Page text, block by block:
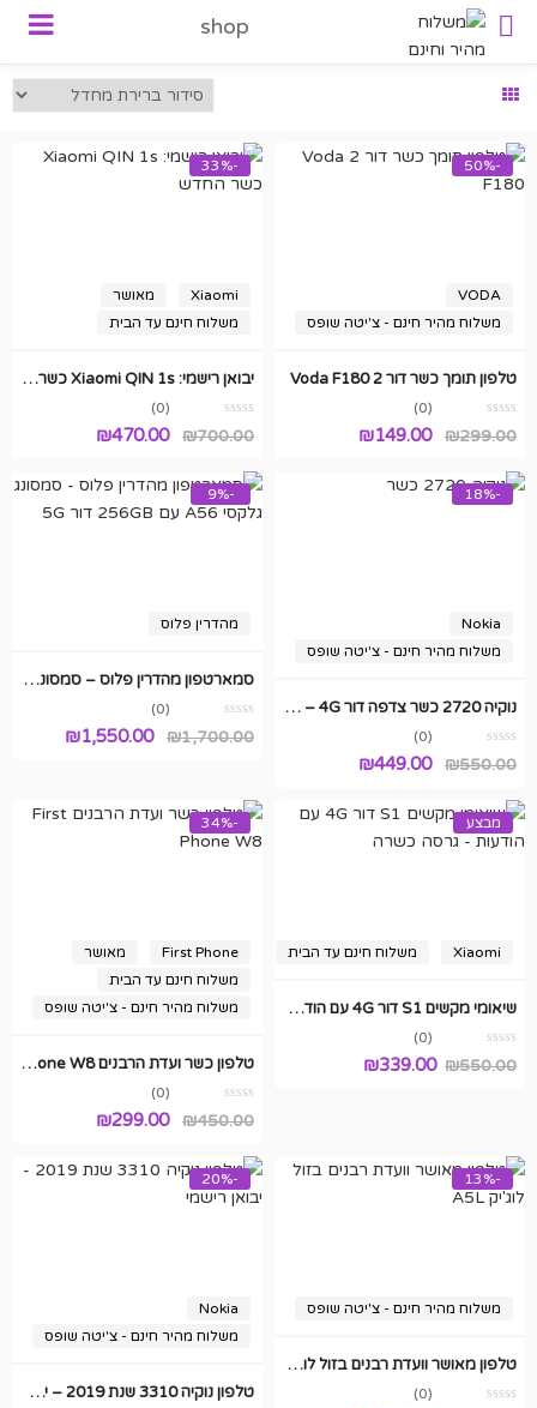
shop
-50%
VODA
משלוח מהיר חינם - צ'יטה שופס
טלפון תומך כשר דור 2 Voda F180
(0)
₪299.00
המחיר
היה:
₪149.00
-33%
Xiaomi
מאושר
משלוח חינם עד הבית
יבואן רישמי: Xiaomi QIN 1s כשר החדש
(0)
₪700.00
המחיר
היה:
₪700.00.
₪470.00
הוא:
₪470.00.
-18%
Nokia
משלוח מהיר חינם - צ'יטה שופס
נוקיה 2720 כשר צדפה דור 4G – מאושר
(0)
₪550.00
המחיר
היה:
₪550.00.
₪449.00
הוא:
-9%
מהדרין פלוס
סמארטפון מהדרין פלוס – סמסונג גלקסי A56 עם 256GB דור 5G
(0)
₪1,700.00
המחיר
₪1,700.00.
₪1,550.00
מבצע
Xiaomi משלוח חינם עד הבית
שיאומי מקשים S1 דור 4G עם הודעות – גרסה כשרה
(0)
₪550.00
₪339.00
-34%
First Phone
מאושר
משלוח חינם עד הבית
משלוח מהיר חינם - צ'יטה שופס
טלפון כשר ועדת הרבנים First Phone W8
(0)
₪450.00
המחיר
היה:
₪299.00
הוא:
-13%
משלוח מהיר חינם - צ'יטה שופס
טלפון מאושר וועדת רבנים בזול לוג'יק A5L
(0)
-20%
Nokia
משלוח מהיר חינם - צ'יטה שופס
טלפון נוקיה 3310 שנת 2019 – יבואן רישמי